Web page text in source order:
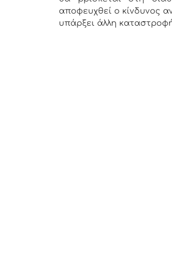
αποφευχθεί ο κίνδυνος
υπάρξει άλλη